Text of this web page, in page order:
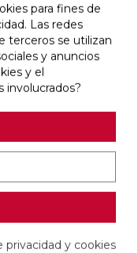
interesar
WALL WHITE
91118501ceràmica
para fines de
Las redes
terceros se utilizan
y anuncios
y el
involucrados?
privacidad y cookies